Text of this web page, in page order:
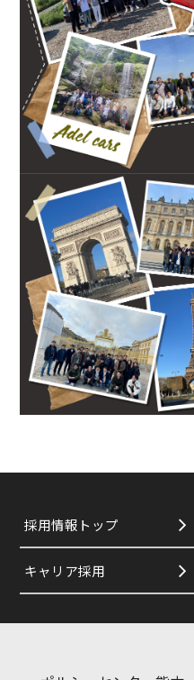
採用情報トップ
キャリア採用